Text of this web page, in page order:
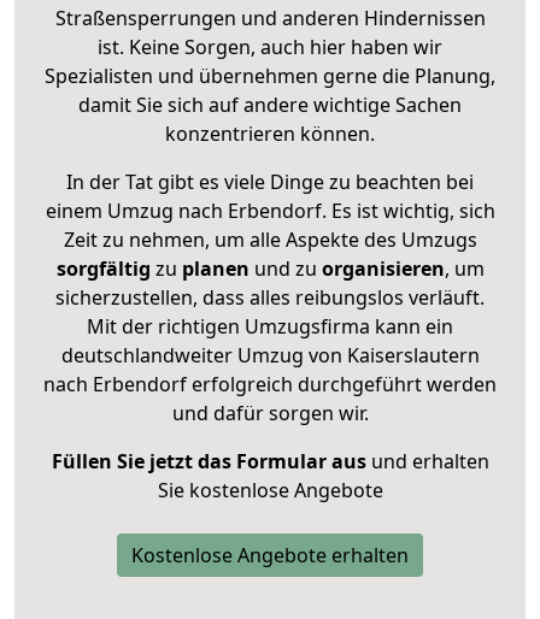
Straßensperrungen und anderen Hindernissen
ist. Keine Sorgen, auch hier haben wir
Spezialisten und übernehmen gerne die Planung,
damit Sie sich auf andere wichtige Sachen
konzentrieren können.
In der Tat gibt es viele Dinge zu beachten bei
einem Umzug nach Erbendorf. Es ist wichtig, sich
Zeit zu nehmen, um alle Aspekte des Umzugs
sorgfältig zu planen und zu organisieren, um
sicherzustellen, dass alles reibungslos verläuft.
Mit der richtigen Umzugsfirma kann ein
deutschlandweiter Umzug von Kaiserslautern
nach Erbendorf erfolgreich durchgeführt werden
und dafür sorgen wir.
Füllen Sie jetzt das Formular ausund erhalten
Sie kostenlose Angebote
Kostenlose Angebote erhalten